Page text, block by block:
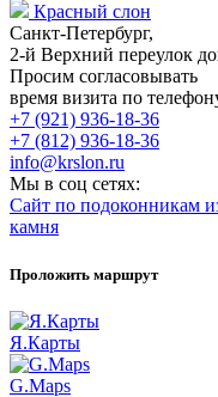
Красный слон
Санкт-Петербург,
2-й Верхний переулок
Просим согласовывать
время визита по
+7 (921) 936-18-36
+7 (812) 936-18-36
info@krslon.ru
Мы в соц сетях:
Сайт по подоконникам
камня
Проложить маршрут
Я.Карты
G.Maps